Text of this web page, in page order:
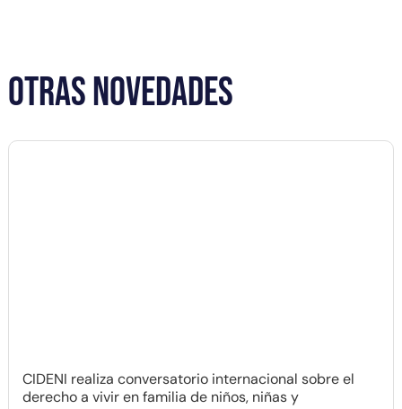
OTRAS NOVEDADES
CIDENI realiza conversatorio internacional sobre el
derecho a vivir en familia de niños, niñas y